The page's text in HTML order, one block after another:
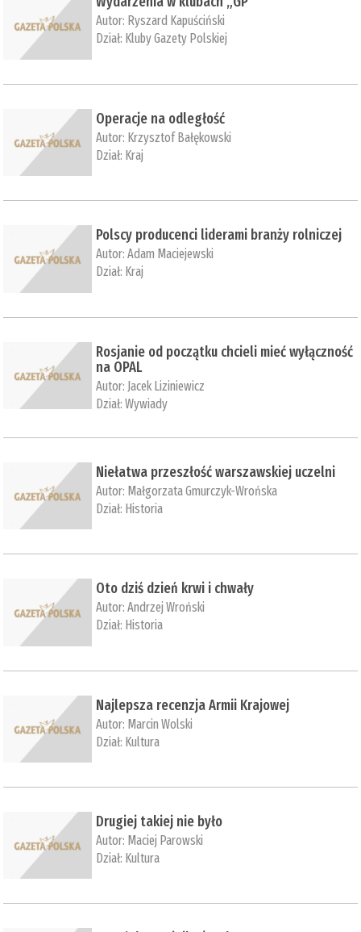
Autor: Ryszard Kapuściński
Dział: Kluby Gazety Polskiej
Operacje na odległość
Autor: Krzysztof Bałękowski
Dział: Kraj
Polscy producenci liderami branży rolniczej
Autor:Adam Maciejewski
Dział: Kraj
Rosjanie od początku chcieli mieć wyłączność
na OPAL
Autor: Jacek Liziniewicz
Dział:Wywiady
Niełatwa przeszłość warszawskiej uczelni
Autor: Małgorzata Gmurczyk-Wrońska
Dział: Historia
Oto dziś dzień krwi i chwały
Autor:Andrzej Wroński
Dział: Historia
Najlepsza recenzja Armii Krajowej
Autor: Marcin Wolski
Dział: Kultura
Drugiej takiej nie było
Autor: Maciej Parowski
Dział: Kultura